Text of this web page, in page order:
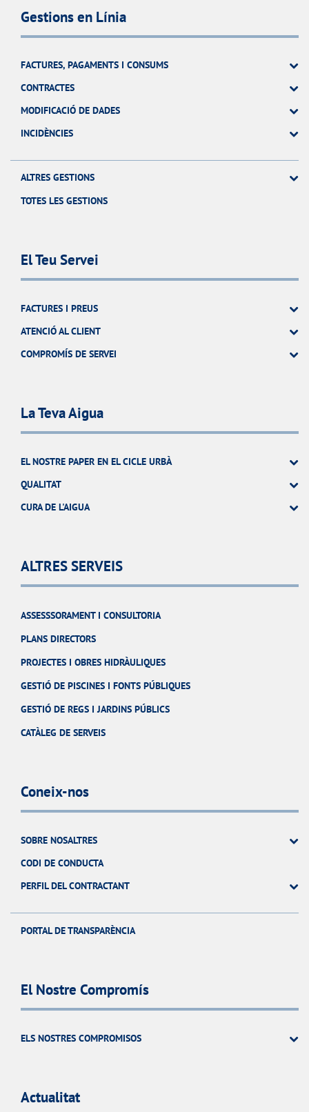
Gestions en Línia
FACTURES, PAGAMENTS I CONSUMS
CONTRACTES
MODIFICACIÓ DE DADES
INCIDÈNCIES
ALTRES GESTIONS
TOTES LES GESTIONS
El Teu Servei
FACTURES I PREUS
ATENCIÓ AL CLIENT
COMPROMÍS DE SERVEI
La Teva Aigua
EL NOSTRE PAPER EN EL CICLE URBÀ
QUALITAT
CURA DE L'AIGUA
ALTRES SERVEIS
ASSESSSORAMENT I CONSULTORIA
PLANS DIRECTORS
PROJECTES I OBRES HIDRÀULIQUES
GESTIÓ DE PISCINES I FONTS PÚBLIQUES
GESTIÓ DE REGS I JARDINS PÚBLICS
CATÀLEG DE SERVEIS
Coneix-nos
SOBRE NOSALTRES
CODI DE CONDUCTA
PERFIL DEL CONTRACTANT
PORTAL DE TRANSPARÈNCIA
El Nostre Compromís
ELS NOSTRES COMPROMISOS
Actualitat